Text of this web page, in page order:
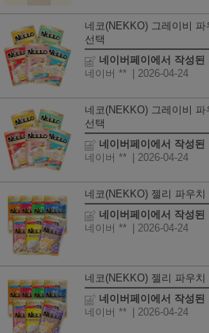
네코(NEKKO) 그레이비
선택
네이버페이에서 작성된
네이버 **
| 2026-04-24
네코(NEKKO) 그레이비
선택
네이버페이에서 작성된
네이버 **
| 2026-04-24
네코(NEKKO) 젤리 파우
네이버페이에서 작성된
네이버 **
| 2026-04-24
네코(NEKKO) 젤리 파우
네이버페이에서 작성된
네이버 **
| 2026-04-24